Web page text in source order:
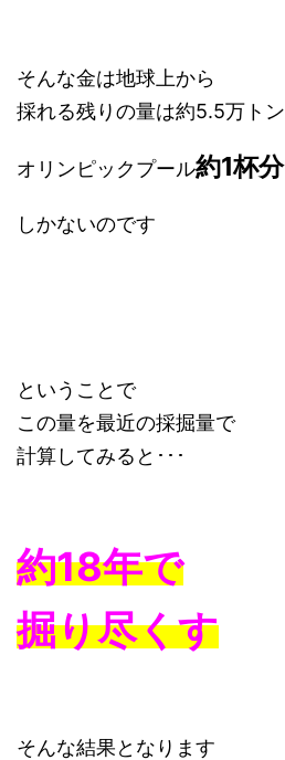
そんな金は地球上から
採れる残りの量は約5.5万トン
オリンピックプール約1杯分
しかないのです
ということで
この量を最近の採掘量で
計算してみると･･･
約18年で
掘り尽くす
そんな結果となります